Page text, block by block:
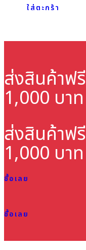
ใส่ตะกร้า
ส่งสินค้าฟรี
1,000 บาท
ส่งสินค้าฟรี
1,000 บาท
ซื้อเลย
ซื้อเลย